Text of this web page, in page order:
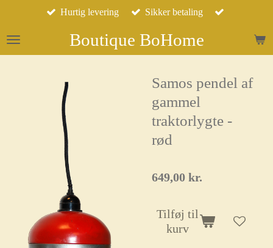
hovedindhold Boutique BoHome
Hurtig levering Sikker betaling
Samos pendel af
gammel
traktorlygte -
rød
649,00 kr.
Tilføj til
kurv